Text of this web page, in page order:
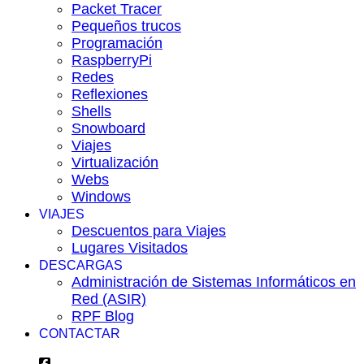
Packet Tracer
Pequeños trucos
Programación
RaspberryPi
Redes
Reflexiones
Shells
Snowboard
Viajes
Virtualización
Webs
Windows
VIAJES
Descuentos para Viajes
Lugares Visitados
DESCARGAS
Administración de Sistemas Informáticos en
Red (ASIR)
RPF Blog
CONTACTAR